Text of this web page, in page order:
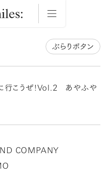
ぶらりボタン
行こうぜ！Vol.2 あやふや
COMPANY